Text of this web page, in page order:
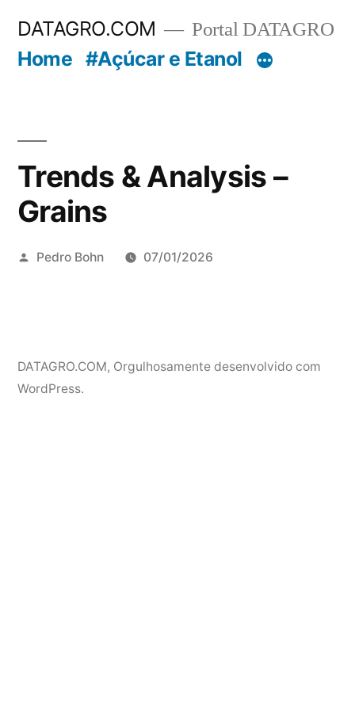
DATAGRO.COM Portal DATAGRO
Home #Açúcar e Etanol
Trends & Analysis –
Grains
Publicado
Pedro Bohn 07/01/2026
DATAGRO.COM, Orgulhosamente desenvolvido com
WordPress.